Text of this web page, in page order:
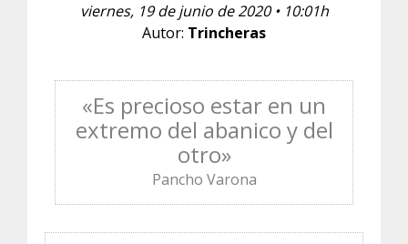
viernes, 19 de junio de 2020 • 10:01h
Autor: Trincheras
«Es precioso estar en un
extremo del abanico y del
otro»
Pancho Varona